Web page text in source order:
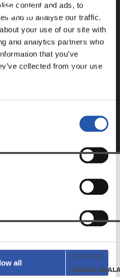
content and ads, to
and to analyse our traffic.
your use of our site with
and analytics partners who
that you’ve
collected from your use
all
los usuarios registrados en
web.
en elLogin y disfruta de
para ti.
18/07/2026
UDARA